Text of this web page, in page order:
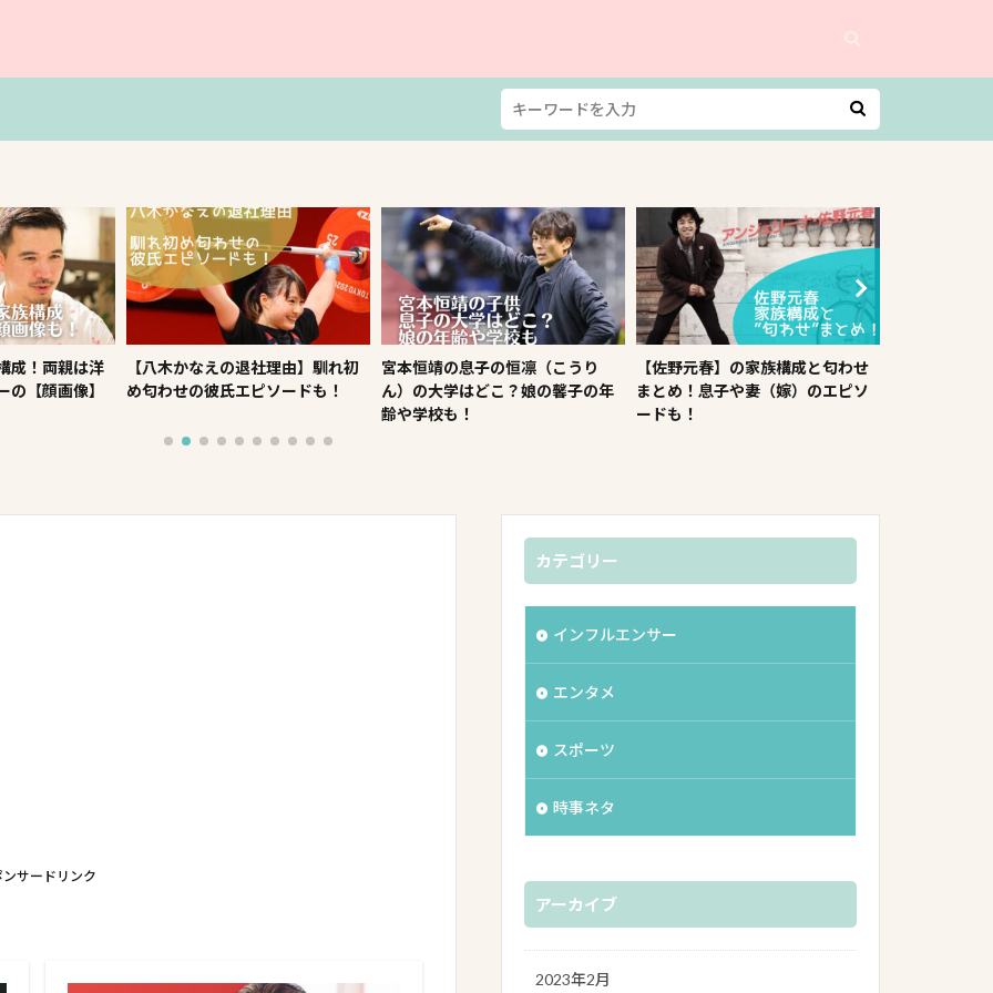
理由】馴れ初
ソードも！
宮本恒靖の息子の恒凛（こうり
ん）の大学はどこ？娘の馨子の年
【佐野元春】の家族構成と匂わせ
まとめ！息子や妻（嫁）のエピソ
ードも！
松原智恵子の夫（黒木純一郎）の
死因は？息子の学歴（偏差値）
も！
ンサードリンク
カテゴリー
インフルエンサー
エンタメ
スポーツ
時事ネタ
アーカイブ
2023年2月